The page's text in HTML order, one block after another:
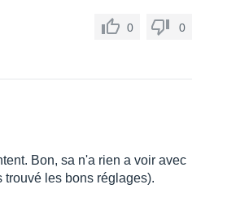
0 0
Bon, sa n'a rien a voir avec
les bons réglages).